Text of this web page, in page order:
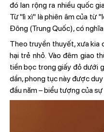
đó lan rộng ra nhiều quốc
Từ "lì xì" là phiên âm của từ
Đông (Trung Quốc), có
Theo truyền thuyết, xưa kia
hại trẻ nhỏ. Vào đêm giao
tiền bọc trong giấy đỏ dưới
dần, phong tục này được
đầu năm – biểu tượng của